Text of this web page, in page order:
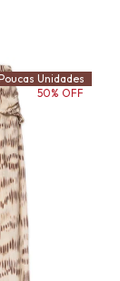
Unidades
50% OFF